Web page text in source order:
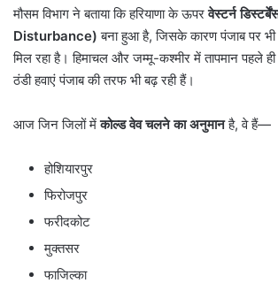
मौसम विभाग ने बताया कि हरियाणा के ऊपरवेस्टर्न
Disturbance) बना हुआ है, जिसके कारण पंजाब पर
मिल रहा है। हिमाचल और जम्मू-कश्मीर में तापमान पहले
ठंडी हवाएं पंजाब की तरफ भी बढ़ रही हैं।
आज जिन जिलों मेंकोल्ड वेव चलने का अनुमानहै, वे हैं—
होशियारपुर
फिरोजपुर
फरीदकोट
मुक्तसर
फाजिल्का